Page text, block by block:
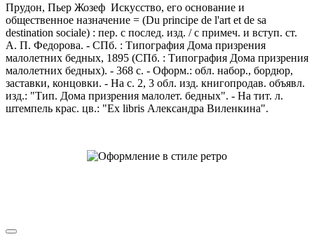
Прудон, Пьер Жозеф Искусство, его основание и
общественное назначение = (Du principe de l'art et de sa
destination sociale) : пер. с послед. изд. / с примеч. и вступ. ст.
А. П. Федорова. - СПб. : Типография Дома призрения
малолетних бедных, 1895 (СПб. : Типография Дома призрения
малолетних бедных). - 368 с. - Оформ.: обл. набор., бордюр,
заставки, концовки. - На с. 2, 3 обл. изд. книгопродав. объявл.
изд.: "Тип. Дома призрения малолет. бедных". - На тит. л.
штемпель крас. цв.: "Ex libris Александра Виленкина".